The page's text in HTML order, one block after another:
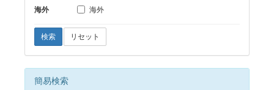
海外
海外
検索 リセット
簡易検索